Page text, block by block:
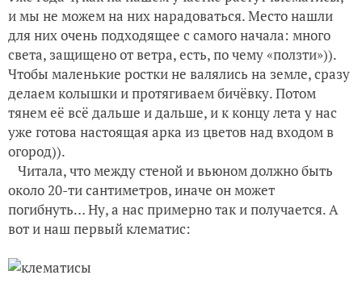
Портулак - идеальный цветок для уличных горшков
и мы не можем на них нарадоваться. Место нашли
для них очень подходящее с самого начала: много
света, защищено от ветра, есть, по чему «ползти»)).
Чтобы маленькие ростки не валялись на земле, сразу
делаем колышки и протягиваем бичёвку. Потом
тянем её всё дальше и дальше, и к концу лета у нас
уже готова настоящая арка из цветов над входом в
огород)).
Читала, что между стеной и вьюном должно быть
около 20-ти сантиметров, иначе он может
погибнуть… Ну, а нас примерно так и получается. А
вот и наш первый клематис: